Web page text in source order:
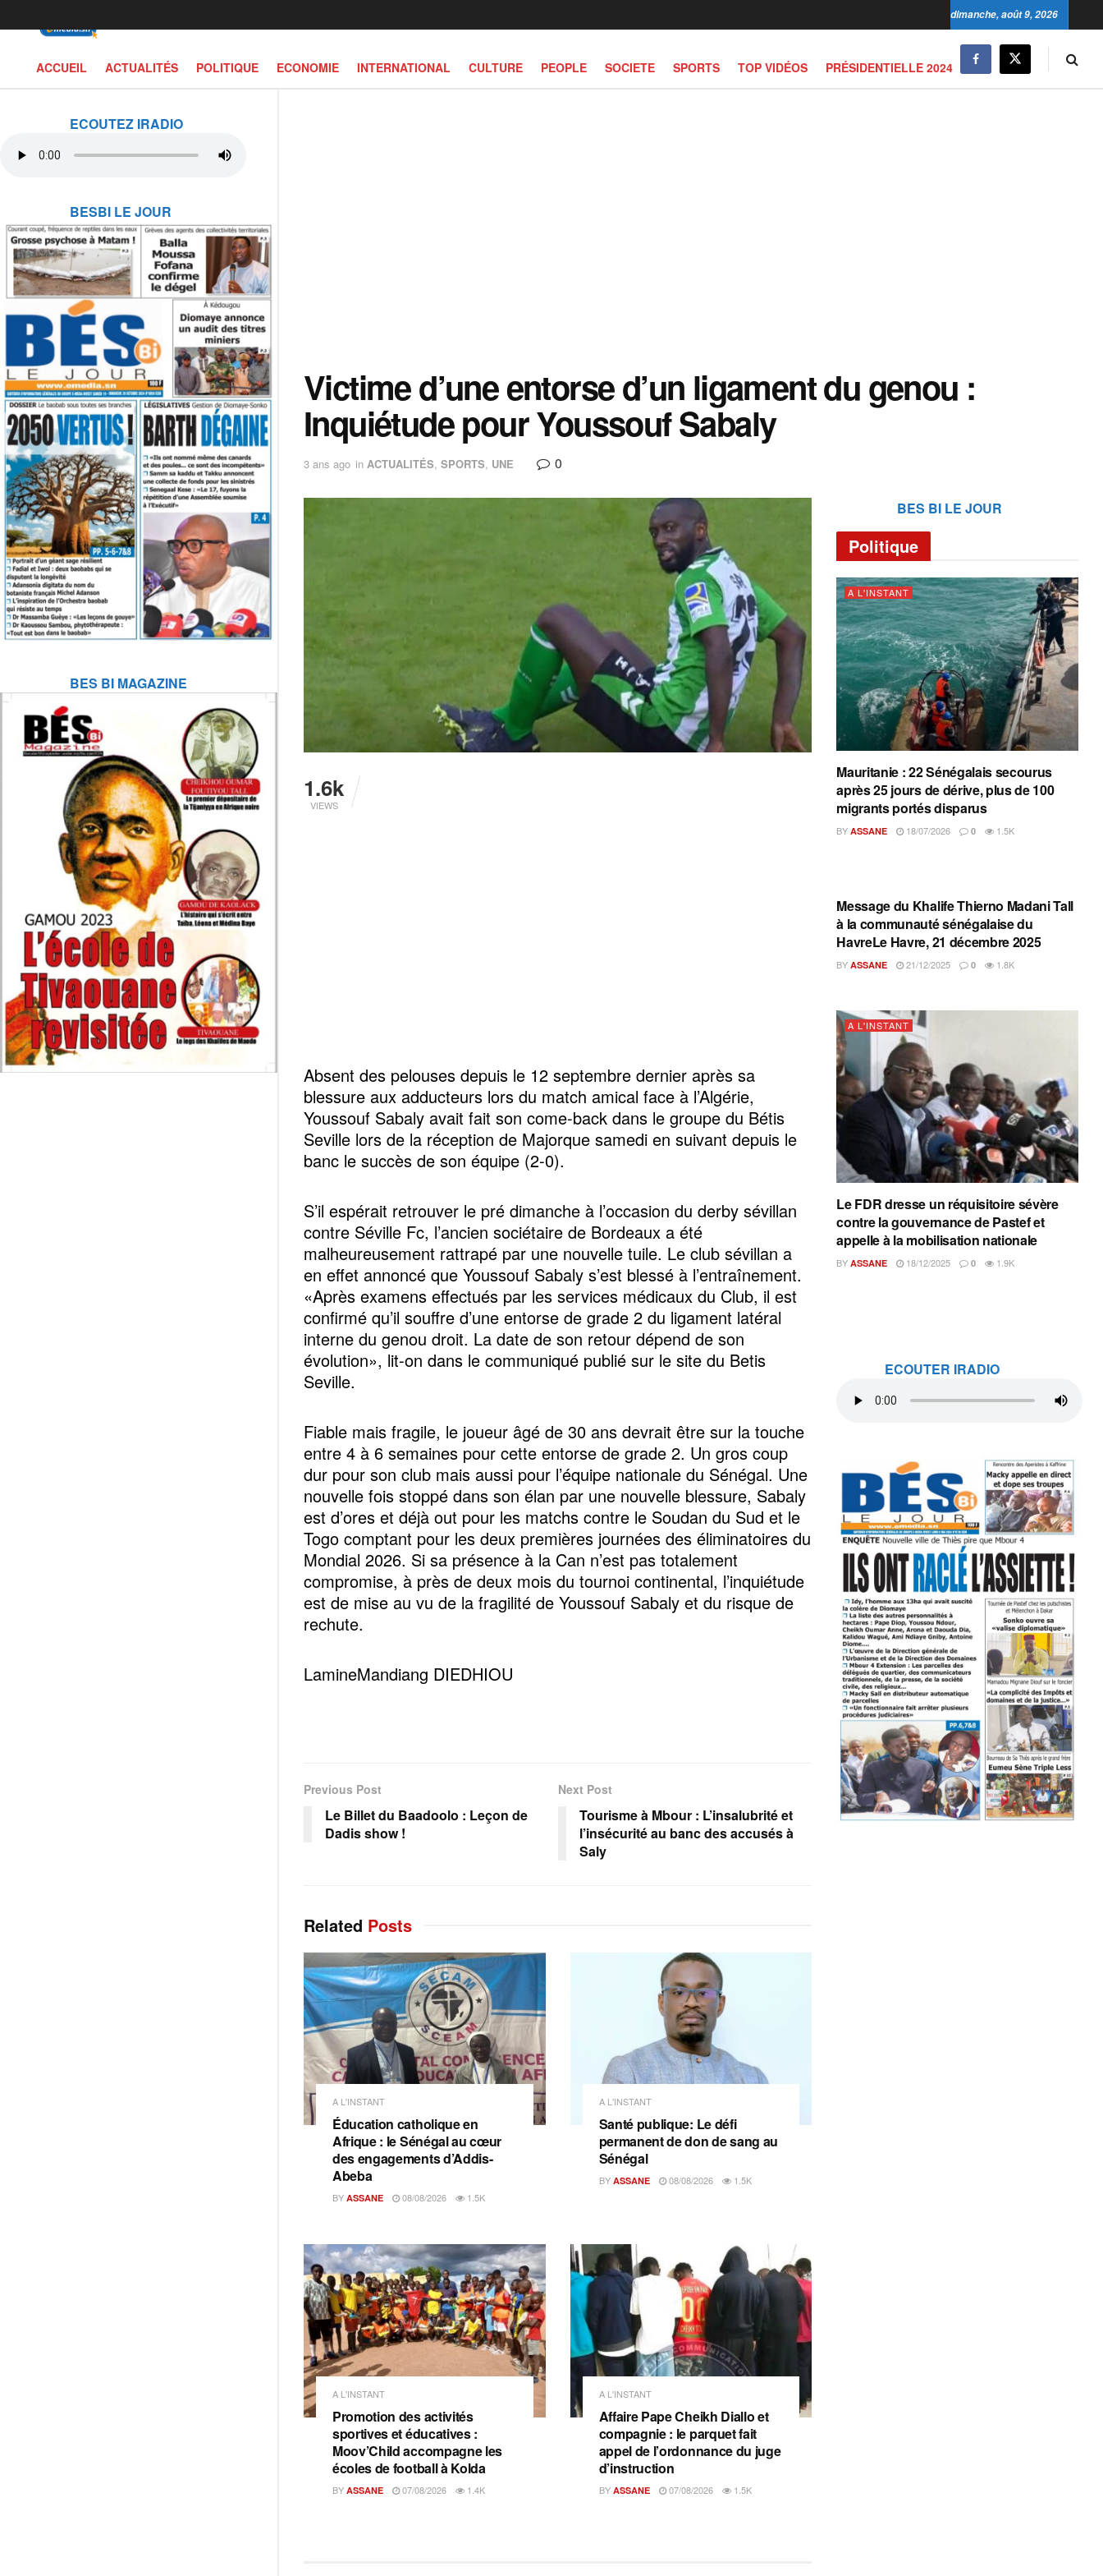
ECOUTEZ IRADIO
BESBI LE JOUR
BES BI MAGAZINE
dimanche, août 9, 2026
ACCUEIL ACTUALITÉS POLITIQUE ECONOMIE INTERNATIONAL CULTURE PEOPLE SOCIETE SPORTS TOP VIDÉOS PRÉSIDENTIELLE 2024
Victime d’une entorse d’un ligament du genou :
Inquiétude pour Youssouf Sabaly
3 ans ago in ACTUALITÉS, SPORTS, UNE 0
1.6k
VIEWS
Absent des pelouses depuis le 12 septembre dernier après sa
blessure aux adducteurs lors du match amical face à l’Algérie,
Youssouf Sabaly avait fait son come-back dans le groupe du Bétis
Seville lors de la réception de Majorque samedi en suivant depuis le
banc le succès de son équipe (2-0).
S’il espérait retrouver le pré dimanche à l’occasion du derby sévillan
contre Séville Fc, l’ancien sociétaire de Bordeaux a été
malheureusement rattrapé par une nouvelle tuile. Le club sévillan a
en effet annoncé que Youssouf Sabaly s’est blessé à l’entraînement.
«Après examens effectués par les services médicaux du Club, il est
confirmé qu’il souffre d’une entorse de grade 2 du ligament latéral
interne du genou droit. La date de son retour dépend de son
évolution», lit-on dans le communiqué publié sur le site du Betis
Seville.
Fiable mais fragile, le joueur âgé de 30 ans devrait être sur la touche
entre 4 à 6 semaines pour cette entorse de grade 2. Un gros coup
dur pour son club mais aussi pour l’équipe nationale du Sénégal. Une
nouvelle fois stoppé dans son élan par une nouvelle blessure, Sabaly
est d’ores et déjà out pour les matchs contre le Soudan du Sud et le
Togo comptant pour les deux premières journées des éliminatoires du
Mondial 2026. Si sa présence à la Can n’est pas totalement
compromise, à près de deux mois du tournoi continental, l’inquiétude
est de mise au vu de la fragilité de Youssouf Sabaly et du risque de
rechute.
LamineMandiang DIEDHIOU
Previous Post
Le Billet du Baadoolo : Leçon de
Dadis show !
Next Post
Tourisme à Mbour : L’insalubrité et
l’insécurité au banc des accusés à
Saly
Related Posts
A L'INSTANT
Éducation catholique en
Afrique : le Sénégal au cœur
des engagements d’Addis-
Abeba
BY ASSANE 08/08/2026 1.5K
A L'INSTANT
Santé publique: Le défi
permanent de don de sang au
Sénégal
BY ASSANE 08/08/2026 1.5K
A L'INSTANT
Promotion des activités
sportives et éducatives :
Moov’Child accompagne les
écoles de football à Kolda
BY ASSANE 07/08/2026 1.4K
A L'INSTANT
Affaire Pape Cheikh Diallo et
compagnie : le parquet fait
appel de l’ordonnance du juge
d’instruction
BY ASSANE 07/08/2026 1.5K
BES BI LE JOUR
Politique
A L'INSTANT
Mauritanie : 22 Sénégalais secourus
après 25 jours de dérive, plus de 100
migrants portés disparus
BY ASSANE 18/07/2026 0 1.5K
A L'INSTANT
Message du Khalife Thierno Madani Tall
à la communauté sénégalaise du
HavreLe Havre, 21 décembre 2025
BY ASSANE 21/12/2025 0 1.8K
A L'INSTANT
Le FDR dresse un réquisitoire sévère
contre la gouvernance de Pastef et
appelle à la mobilisation nationale
BY ASSANE 18/12/2025 0 1.9K
ECOUTER IRADIO